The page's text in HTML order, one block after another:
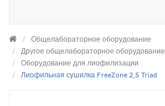
Общелабораторное оборудование
Другое общелабораторное оборудование
Оборудование для лиофилизации
Лиофильная сушилка FreeZone 2,5 Triad